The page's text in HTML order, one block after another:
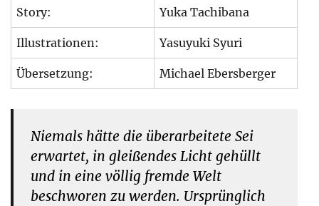
Story: Yuka Tachibana
Illustrationen: Yasuyuki Syuri
Übersetzung: Michael Ebersberger
Niemals hätte die überarbeitete Sei
erwartet, in gleißendes Licht gehüllt
und in eine völlig fremde Welt
beschworen zu werden. Ursprünglich